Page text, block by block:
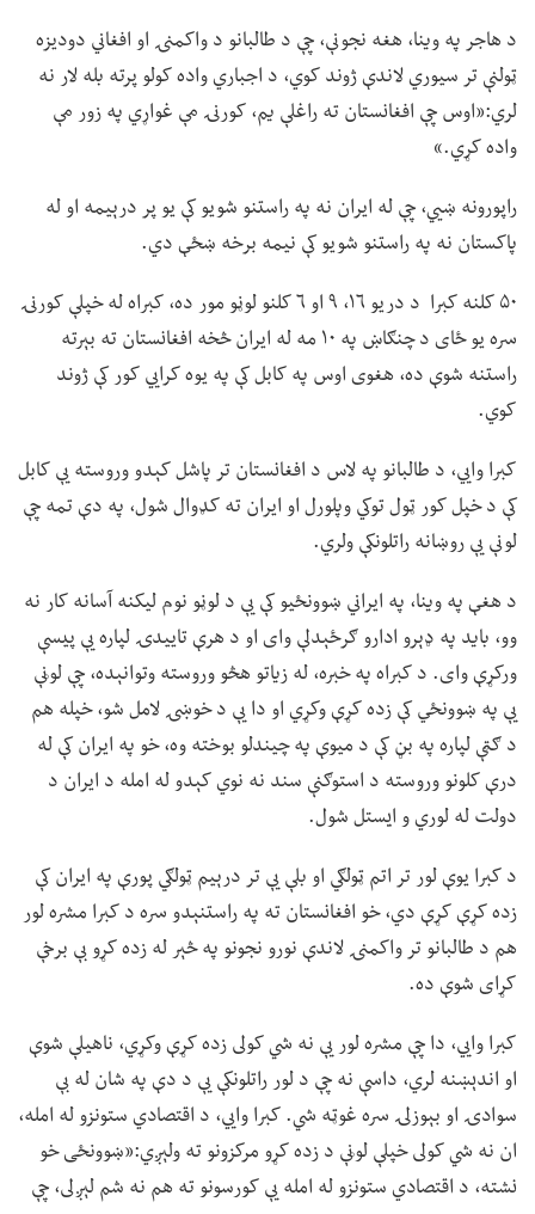
د هاجر په وینا، هغه نجونې، چې د طالبانو د واکمنۍ او افغاني دودیزه
ټولنې تر سیوري لاندې ژوند کوي، د اجباري واده کولو پرته بله لار نه
لري:«اوس چې افغانستان ته راغلې یم، کورنۍ مې غواړي په زور مې
واده کړي.»
راپورونه ښيي، چې له ایران نه په راستنو شویو کې یو پر درېیمه او له
پاکستان نه په راستنو شویو کې نیمه برخه ښځې دي.
۵۰ کلنه کبرا د دریو ۱۶، ۹ او ۶ کلنو لوڼو مور ده، کبراه له خپلې کورنۍ
سره یو ځای د چنګاښ په ۱۰ مه له ایران څخه افغانستان ته بېرته
راستنه شوې ده، هغوی اوس په کابل کې په یوه کرايي کور کې ژوند
کوي.
کبرا وايي، د طالبانو په لاس د افغانستان تر پاشل کېدو وروسته یې کابل
کې د خپل کور ټول توکي وپلورل او ایران ته کډوال شول، په دې تمه چې
لونې یې روښانه راتلونکې ولري.
د هغې په وینا، په ایراني ښوونځیو کې یې د لوڼو نوم لیکنه آسانه کار نه
وو، باید په ډېرو ادارو ګرځېدلې وای او د هرې تاییدۍ لپاره یې پیسې
ورکړې وای. د کبراه په خبره، له زیاتو هڅو وروسته وتوانېده، چې لوڼې
یې په ښوونځي کې زده کړې وکړي او دا یې د خوښۍ لامل شو، خپله هم
د ګټې لپاره په بڼ کې د میوې په چیندلو بوخته وه، خو په ایران کې له
درې کلونو وروسته د استوګنې سند نه نوي کېدو له امله د ایران د
دولت له لوري و ایستل شول.
د کبرا یوې لور تر اتم ټولګي او بلې یې تر درېیم ټولګي پورې په ایران کې
زده کړې کړې دي، خو افغانستان ته په راستنېدو سره د کبرا مشره لور
هم د طالبانو تر واکمنۍ لاندې نورو نجونو په څېر له زده کړو بې برخې
کړای شوې ده.
کبرا وايي، دا چې مشره لور یې نه شي کولی زده کړې وکړي، ناهیلې شوې
او اندېښنه لري، داسې نه چې د لور راتلونکې یې د دې په شان له بې
سوادۍ او بېوزلۍ سره غوټه شي. کبرا وايي، د اقتصادي ستونزو له امله،
ان نه شي کولی خپلې لوڼې د زده کړو مرکزونو ته ولېږي:«ښوونځی خو
نشته، د اقتصادي ستونزو له امله یې کورسونو ته هم نه شم لېږلی، چې